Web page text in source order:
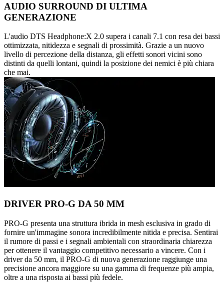
AUDIO SURROUND DI ULTIMA
GENERAZIONE
L'audio DTS Headphone:X 2.0 supera i canali 7.1 con resa dei bassi
ottimizzata, nitidezza e segnali di prossimità. Grazie a un nuovo
livello di percezione della distanza, gli effetti sonori vicini sono
distinti da quelli lontani, quindi la posizione dei nemici è più chiara
che mai.
DRIVER PRO-G DA 50 MM
PRO-G presenta una struttura ibrida in mesh esclusiva in grado di
fornire un'immagine sonora incredibilmente nitida e precisa. Sentirai
il rumore di passi e i segnali ambientali con straordinaria chiarezza
per ottenere il vantaggio competitivo necessario a vincere. Con i
driver da 50 mm, il PRO-G di nuova generazione raggiunge una
precisione ancora maggiore su una gamma di frequenze più ampia,
oltre a una risposta ai bassi più fedele.